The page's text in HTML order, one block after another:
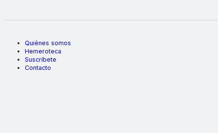
Quiénes somos
Hemeroteca
Suscríbete
Contacto